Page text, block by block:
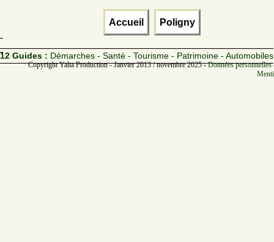
Accueil Poligny
12 Guides : Démarches - Santé - Tourisme - Patrimoine - Automobiles
Copyright Yalta Production - Janvier 2013 / novembre 2025 -Données